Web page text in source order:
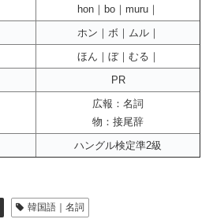
hon｜bo｜muru｜
ホン｜ボ｜ムル｜
ほん｜ぼ｜むる｜
PR
広報：名詞
物：接尾辞
ハングル検定準2級
韓国語｜名詞